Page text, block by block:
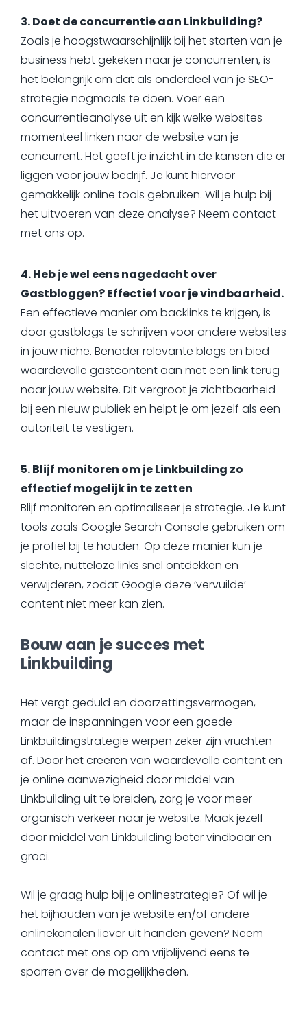
3. Doet de concurrentie aan Linkbuilding?
Zoals je hoogstwaarschijnlijk bij het starten van je
business hebt gekeken naar je concurrenten, is
het belangrijk om dat als onderdeel van je SEO-
strategie nogmaals te doen. Voer een
concurrentieanalyse uit en kijk welke websites
momenteel linken naar de website van je
concurrent. Het geeft je inzicht in de kansen die er
liggen voor jouw bedrijf. Je kunt hiervoor
gemakkelijk online tools gebruiken. Wil je hulp bij
het uitvoeren van deze analyse? Neem contact
met ons op.
4. Heb je wel eens nagedacht over
Gastbloggen? Effectief voor je vindbaarheid.
Een effectieve manier om backlinks te krijgen, is
door gastblogs te schrijven voor andere websites
in jouw niche. Benader relevante blogs en bied
waardevolle gastcontent aan met een link terug
naar jouw website. Dit vergroot je zichtbaarheid
bij een nieuw publiek en helpt je om jezelf als een
autoriteit te vestigen.
5. Blijf monitoren om je Linkbuilding zo
effectief mogelijk in te zetten
Blijf monitoren en optimaliseer je strategie. Je kunt
tools zoals Google Search Console gebruiken om
je profiel bij te houden. Op deze manier kun je
slechte, nutteloze links snel ontdekken en
verwijderen, zodat Google deze ‘vervuilde’
content niet meer kan zien.
Bouw aan je succes met
Linkbuilding
Het vergt geduld en doorzettingsvermogen,
maar de inspanningen voor een goede
Linkbuildingstrategie werpen zeker zijn vruchten
af. Door het creëren van waardevolle content en
je online aanwezigheid door middel van
Linkbuilding uit te breiden, zorg je voor meer
organisch verkeer naar je website. Maak jezelf
door middel van Linkbuilding beter vindbaar en
groei.
Wil je graag hulp bij je onlinestrategie? Of wil je
het bijhouden van je website en/of andere
onlinekanalen liever uit handen geven? Neem
contact met ons op om vrijblijvend eens te
sparren over de mogelijkheden.